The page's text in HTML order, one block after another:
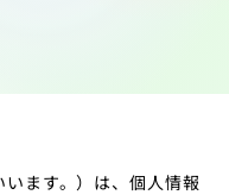
ます。）は、個人情報